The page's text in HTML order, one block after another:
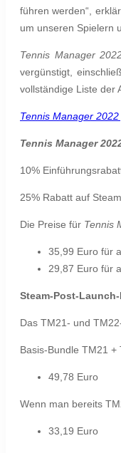
führen werden“,
um unseren Spielern
Tennis Manager
vergünstigt,
vollständige Liste der
Tennis Manager 2022
Tennis Manager
10%
25% Rabatt auf
Die Preise für Tennis
35,99 Euro für
29,87 Euro für
Steam-Post-
Das TM21- und
Basis-Bundle TM21
49,78 Euro
Wenn man bereits
33,19 Euro